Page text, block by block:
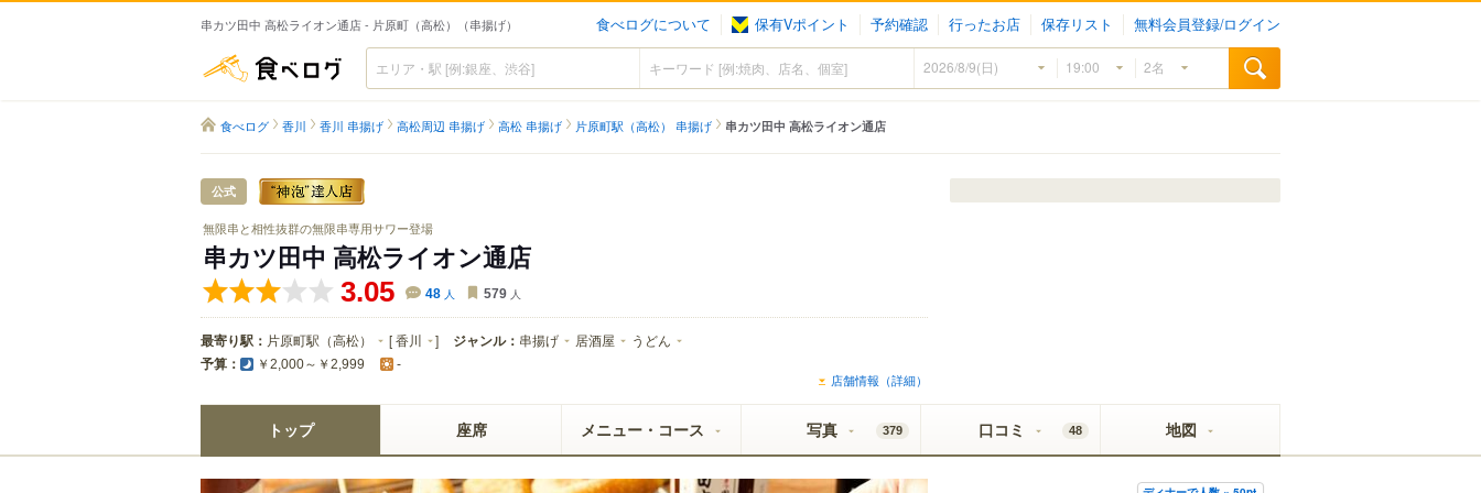
串カツ田中 高松ライオン通店 - 片原町（高松）（串揚げ） 食べログについて 保有Vポイント 予約確認 行ったお店 保存リスト 無料会員登録/ログイン
食べログ
食べログ 香川 香川 串揚げ 高松周辺 串揚げ 高松 串揚げ 片原町駅（高松） 串揚げ 串カツ田中 高松ライオン通店
公式
無限串と相性抜群の無限串専用サワー登場
串カツ田中 高松ライオン通店
3.05 48 人 579 人
最寄り駅： 片原町駅（高松） [香川 ] ジャンル： 串揚げ 居酒屋 うどん
予算： ￥2,000～￥2,999 -
店舗情報（詳細）
トップ 座席 メニュー・コース 写真 379 口コミ 48 地図